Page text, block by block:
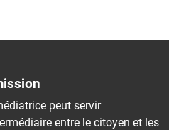
peut servir
entre le citoyen et les